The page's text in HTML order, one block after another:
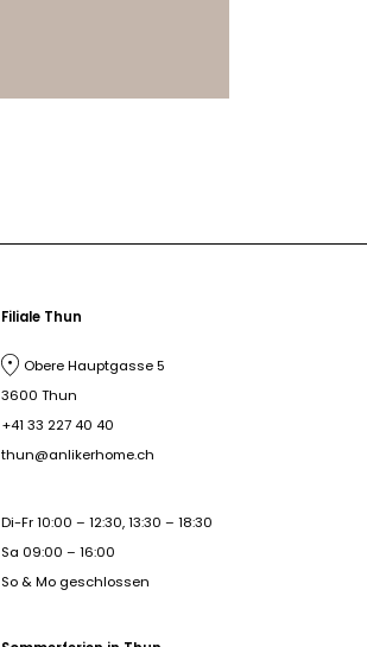
Filiale Thun
Obere Hauptgasse 5
3600 Thun
+41 33 227 40 40
thun@anlikerhome.ch
Di-Fr 10:00 – 12:30, 13:30 – 18:30
Sa 09:00 – 16:00
So & Mo geschlossen